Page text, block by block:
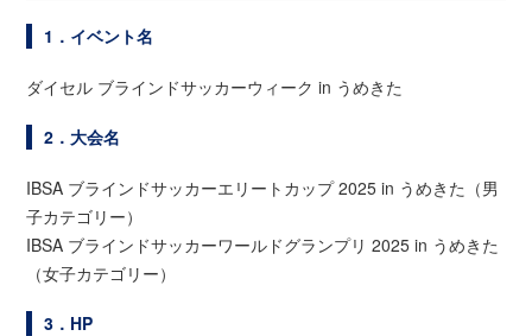
1．イベント名
ダイセル ブラインドサッカーウィーク in うめきた
2．大会名
IBSA ブラインドサッカーエリートカップ 2025 in うめきた（男
子カテゴリー）
IBSA ブラインドサッカーワールドグランプリ 2025 in うめきた
（女子カテゴリー）
3．HP